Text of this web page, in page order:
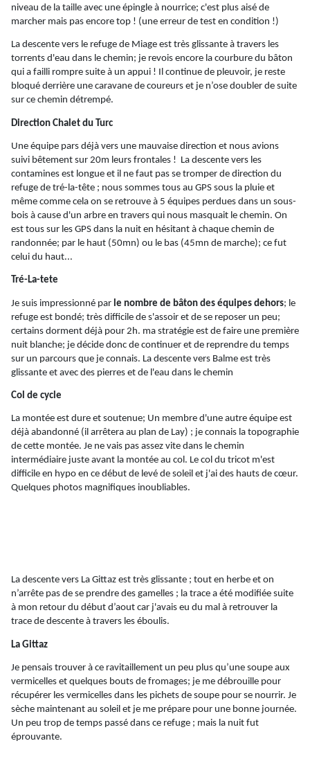
niveau de la taille avec une épingle à nourrice; c'est plus aisé de
marcher mais pas encore top ! (une erreur de test en condition !)
La descente vers le refuge de Miage est très glissante à travers les
torrents d'eau dans le chemin; je revois encore la courbure du bâton
qui a failli rompre suite à un appui ! Il continue de pleuvoir, je reste
bloqué derrière une caravane de coureurs et je n’ose doubler de suite
sur ce chemin détrempé.
Direction Chalet du Turc
Une équipe pars déjà vers une mauvaise direction et nous avions
suivi bêtement sur 20m leurs frontales ! La descente vers les
contamines est longue et il ne faut pas se tromper de direction du
refuge de tré-la-tête ; nous sommes tous au GPS sous la pluie et
même comme cela on se retrouve à 5 équipes perdues dans un sous-
bois à cause d'un arbre en travers qui nous masquait le chemin. On
est tous sur les GPS dans la nuit en hésitant à chaque chemin de
randonnée; par le haut (50mn) ou le bas (45mn de marche); ce fut
celui du haut...
Tré-La-tete
Je suis impressionné par le nombre de bâton des équipes dehors; le
refuge est bondé; très difficile de s'assoir et de se reposer un peu;
certains dorment déjà pour 2h. ma stratégie est de faire une première
nuit blanche; je décide donc de continuer et de reprendre du temps
sur un parcours que je connais. La descente vers Balme est très
glissante et avec des pierres et de l'eau dans le chemin
Col de cycle
La montée est dure et soutenue; Un membre d'une autre équipe est
déjà abandonné (il arrêtera au plan de Lay) ; je connais la topographie
de cette montée. Je ne vais pas assez vite dans le chemin
intermédiaire juste avant la montée au col. Le col du tricot m'est
difficile en hypo en ce début de levé de soleil et j'ai des hauts de cœur.
Quelques photos magnifiques inoubliables.
La descente vers La Gittaz est très glissante ; tout en herbe et on
n’arrête pas de se prendre des gamelles ; la trace a été modifiée suite
à mon retour du début d’aout car j'avais eu du mal à retrouver la
trace de descente à travers les éboulis.
La Gittaz
Je pensais trouver à ce ravitaillement un peu plus qu’une soupe aux
vermicelles et quelques bouts de fromages; je me débrouille pour
récupérer les vermicelles dans les pichets de soupe pour se nourrir. Je
sèche maintenant au soleil et je me prépare pour une bonne journée.
Un peu trop de temps passé dans ce refuge ; mais la nuit fut
éprouvante.